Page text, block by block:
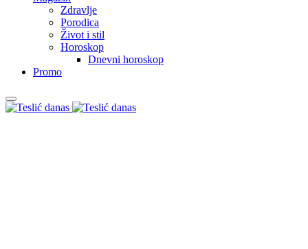
Zdravlje
Porodica
Život i stil
Horoskop
Dnevni horoskop
Promo